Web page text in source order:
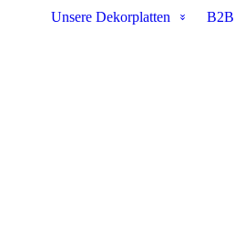
Unsere Dekorplatten
B2B